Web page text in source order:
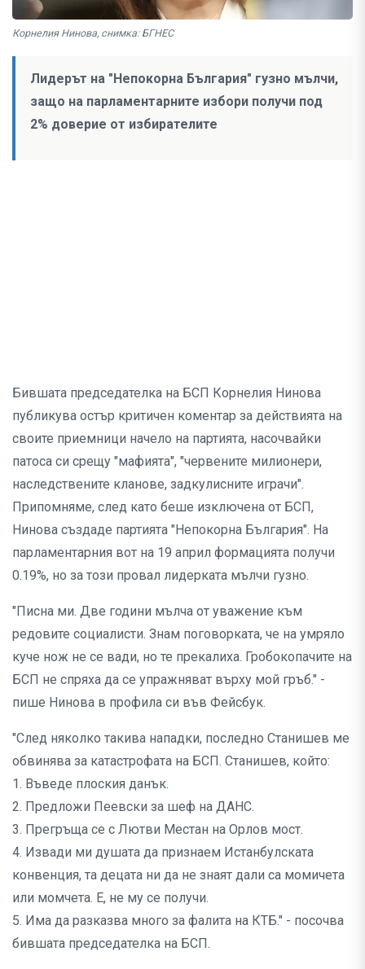
Корнелия Нинова, снимка: БГНЕС
Лидерът на "Непокорна България" гузно мълчи,
защо на парламентарните избори получи под
2% доверие от избирателите
Бившата председателка на БСП Корнелия Нинова
публикува остър критичен коментар за действията на
своите приемници начело на партията, насочвайки
патоса си срещу "мафията", "червените милионери,
наследствените кланове, задкулисните играчи".
Припомняме, след като беше изключена от БСП,
Нинова създаде партията "Непокорна България". На
парламентарния вот на 19 април формацията получи
0.19%, но за този провал лидерката мълчи гузно.
"Писна ми. Две години мълча от уважение към
редовите социалисти. Знам поговорката, че на умряло
куче нож не се вади, но те прекалиха. Гробокопачите на
БСП не спряха да се упражняват върху мой гръб." -
пише Нинова в профила си във Фейсбук.
"След няколко такива нападки, последно Станишев ме
обвинява за катастрофата на БСП. Станишев, който:
1. Въведе плоския данък.
2. Предложи Пеевски за шеф на ДАНС.
3. Прегръща се с Лютви Местан на Орлов мост.
4. Извади ми душата да признаем Истанбулската
конвенция, та децата ни да не знаят дали са момичета
или момчета. Е, не му се получи.
5. Има да разказва много за фалита на КТБ." - посочва
бившата председателка на БСП.